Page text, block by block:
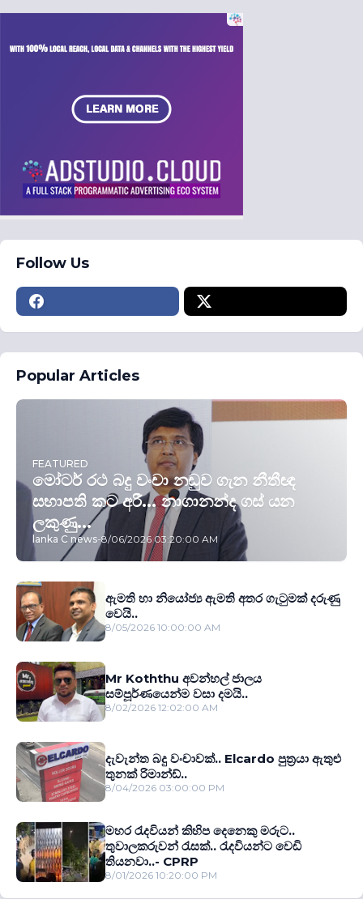
Follow Us
Popular Articles
FEATURED
මෝටර් රථ බදු වංචා නඩුව ගැන නීතීඥ
සභාපති කට අරී... නාගානන්ද ගස් යන
ලකුණු...
lanka C news-8/06/2026 03:20:00 AM
ඇමති හා නියෝජ්‍ය ඇමති අතර ගැටුමක් දරුණු
වෙයි..
8/05/2026 10:00:00 AM
Mr Koththu අවන්හල් ජාලය
සම්පූර්ණයෙන්ම වසා දමයි..
8/02/2026 12:02:00 AM
දැවැන්ත බදු වංචාවක්.. Elcardo පුත‍්‍රයා ඇතුළු
තුනක් රිමාන්ඩ්..
8/04/2026 03:00:00 PM
මහර රැදවියන් කිහිප දෙනෙකු මරුට..
තුවාලකරුවන් රැසක්.. රැදවියන්ට වෙඩි
තියනවා..- CPRP
8/01/2026 10:20:00 PM